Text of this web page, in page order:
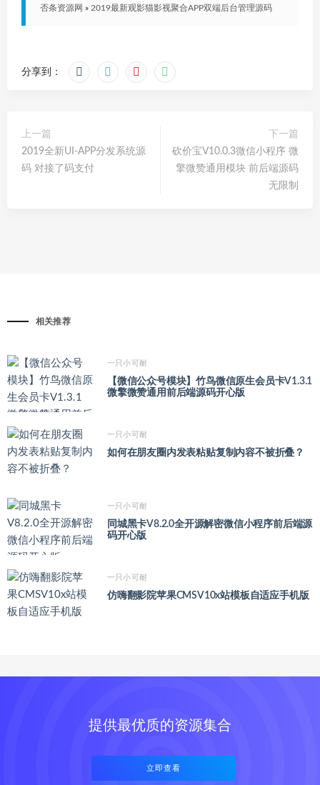
否条资源网 » 2019最新观影猫影视聚合APP双端后台管理源码
分享到：
上一篇
2019全新UI-APP分发系统源
码 对接了码支付
下一篇
砍价宝V10.0.3微信小程序 微
擎微赞通用模块 前后端源码
无限制
相关推荐
一只小可耐
【微信公众号模块】竹鸟微信原生会员卡V1.3.1
微擎微赞通用前后端源码开心版
一只小可耐
如何在朋友圈内发表粘贴复制内容不被折叠？
一只小可耐
同城黑卡V8.2.0全开源解密微信小程序前后端源
码开心版
一只小可耐
仿嗨翻影院苹果CMSV10x站模板自适应手机版
提供最优质的资源集合
立即查看